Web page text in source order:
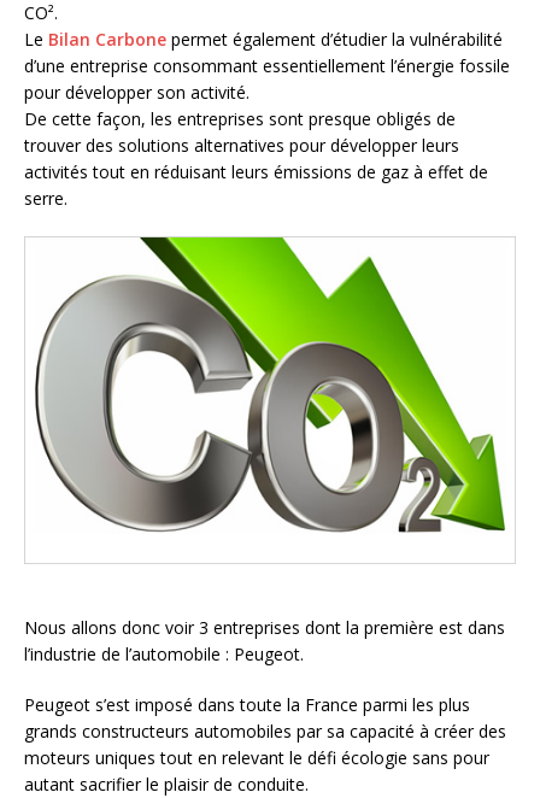
CO².
Le Bilan Carbone permet également d’étudier la vulnérabilité
d’une entreprise consommant essentiellement l’énergie fossile
pour développer son activité.
De cette façon, les entreprises sont presque obligés de
trouver des solutions alternatives pour développer leurs
activités tout en réduisant leurs émissions de gaz à effet de
serre.
Nous allons donc voir 3 entreprises dont la première est dans
l’industrie de l’automobile : Peugeot.
Peugeot s’est imposé dans toute la France parmi les plus
grands constructeurs automobiles par sa capacité à créer des
moteurs uniques tout en relevant le défi écologie sans pour
autant sacrifier le plaisir de conduite.